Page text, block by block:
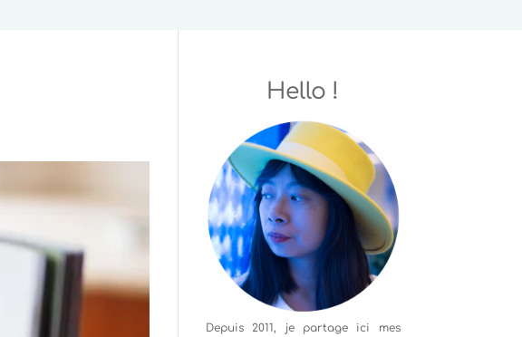
Hello !
Depuis 2011, je partage ici mes